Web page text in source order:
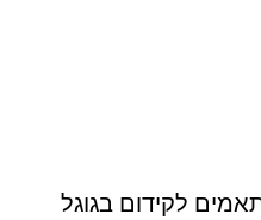
לקידום בגוגל